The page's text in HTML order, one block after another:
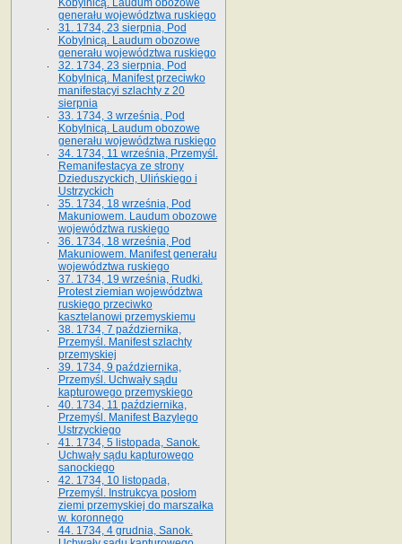
Kobylnicą. Laudum obozowe
generału województwa ruskiego
31. 1734, 23 sierpnia, Pod
Kobylnicą. Laudum obozowe
generału województwa ruskiego
32. 1734, 23 sierpnia, Pod
Kobylnicą. Manifest przeciwko
manifestacyi szlachty z 20
sierpnia
33. 1734, 3 września, Pod
Kobylnicą. Laudum obozowe
generału województwa ruskiego
34. 1734, 11 września, Przemyśl.
Remanifestacya ze strony
Dzieduszyckich, Ulińskiego i
Ustrzyckich
35. 1734, 18 września, Pod
Makuniowem. Laudum obozowe
województwa ruskiego
36. 1734, 18 września, Pod
Makuniowem. Manifest generału
województwa ruskiego
37. 1734, 19 września, Rudki.
Protest ziemian województwa
ruskiego przeciwko
kasztelanowi przemyskiemu
38. 1734, 7 października,
Przemyśl. Manifest szlachty
przemyskiej
39. 1734, 9 października,
Przemyśl. Uchwały sądu
kapturowego przemyskiego
40. 1734, 11 października,
Przemyśl. Manifest Bazylego
Ustrzyckiego
41. 1734, 5 listopada, Sanok.
Uchwały sądu kapturowego
sanockiego
42. 1734, 10 listopada,
Przemyśl. Instrukcya posłom
ziemi przemyskiej do marszałka
w. koronnego
44. 1734, 4 grudnia, Sanok.